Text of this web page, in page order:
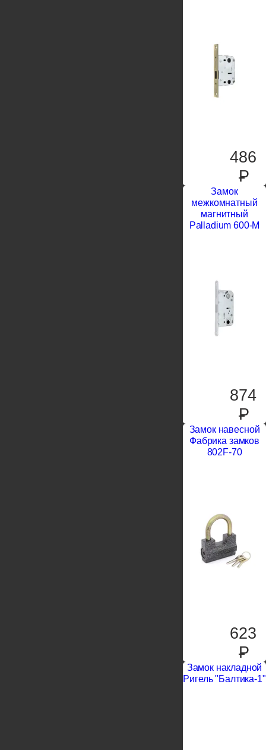
486
P
Замок
межкомнатный
магнитный
Palladium 600-M
874
P
Замок навесной
Фабрика замков
802F-70
623
P
Замок накладной
Ригель "Балтика-1"